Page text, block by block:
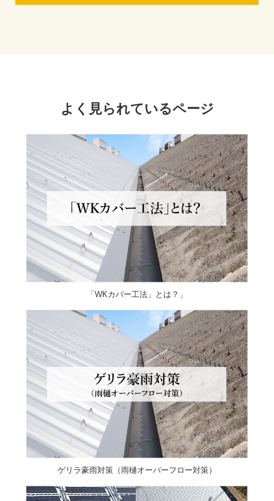
よく見られているページ
「WKカバー工法」とは？」
ゲリラ豪雨対策（雨樋オーバーフロー対策）